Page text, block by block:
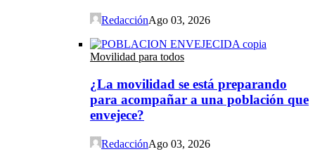
RedacciónAgo 03, 2026
Movilidad para todos
¿La movilidad se está preparando
para acompañar a una población que
envejece?
RedacciónAgo 03, 2026